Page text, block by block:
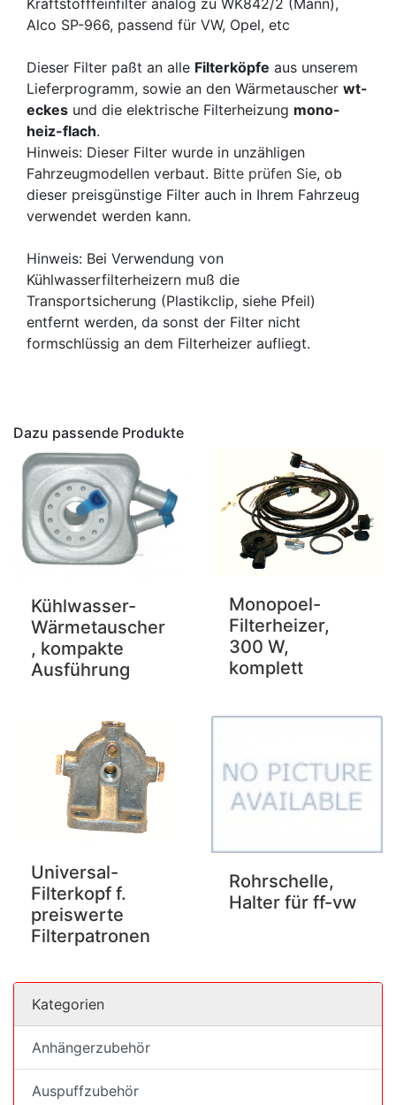
Alco SP-966, passend für VW, Opel, etc
Dieser Filter paßt an alle Filterköpfe aus unserem
Lieferprogramm, sowie an den Wärmetauscher wt-
eckes und die elektrische Filterheizung mono-
heiz-flach.
Hinweis: Dieser Filter wurde in unzähligen
Fahrzeugmodellen verbaut. Bitte prüfen Sie, ob
dieser preisgünstige Filter auch in Ihrem Fahrzeug
verwendet werden kann.
Hinweis: Bei Verwendung von
Kühlwasserfilterheizern muß die
Transportsicherung (Plastikclip, siehe Pfeil)
entfernt werden, da sonst der Filter nicht
formschlüssig an dem Filterheizer aufliegt.
Dazu passende Produkte
Kühlwasser-
Wärmetauscher
, kompakte
Ausführung
Monopoel-
Filterheizer,
300 W,
komplett
Universal-
Filterkopf f.
preiswerte
Filterpatronen
Rohrschelle,
Halter für ff-vw
Kategorien
Anhängerzubehör
Auspuffzubehör